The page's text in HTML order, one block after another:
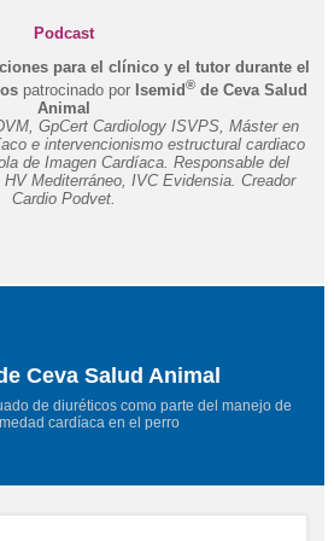
Podcast
para el clínico y el tutor durante el
patrocinado por Isemid®de Ceva Salud
Animal
GpCert Cardiology ISVPS, Máster en
e intervencionismo estructural cardiaco
de Imagen Cardíaca. Responsable del
Mediterráneo, IVC Evidensia. Creador
Cardio Podvet.
Ceva Salud Animal
de diuréticos como parte del manejo de
cardíaca en el perro